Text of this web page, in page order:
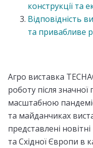
конструкції та
Відповідність
та привабливе
Агро виставка
роботу після
масштабною
та майданчиках
представлені
та Східної Європи в